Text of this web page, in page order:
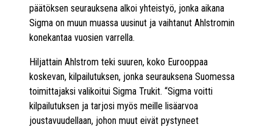
päätöksen seurauksena alkoi yhteistyö, jonka aikana
Sigma on muun muassa uusinut ja vaihtanut Ahlstromin
konekantaa vuosien varrella.
Hiljattain Ahlstrom teki suuren, koko Eurooppaa
koskevan, kilpailutuksen, jonka seurauksena Suomessa
toimittajaksi valikoitui Sigma Trukit. “Sigma voitti
kilpailutuksen ja tarjosi myös meille lisäarvoa
joustavuudellaan, johon muut eivät pystyneet